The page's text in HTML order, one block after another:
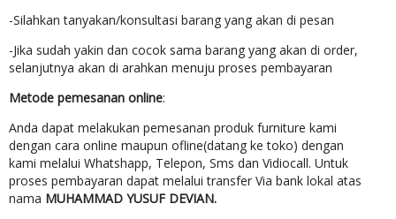
-Silahkan tanyakan/konsultasi barang yang akan di pesan
-Jika sudah yakin dan cocok sama barang yang akan di order,
selanjutnya akan di arahkan menuju proses pembayaran
Metode pemesanan online:
Anda dapat melakukan pemesanan produk furniture kami
dengan cara online maupun ofline(datang ke toko) dengan
kami melalui Whatshapp, Telepon, Sms dan Vidiocall. Untuk
proses pembayaran dapat melalui transfer Via bank lokal atas
nama MUHAMMAD YUSUF DEVIAN.